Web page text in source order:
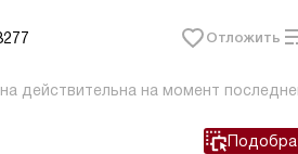
Отложить
действительна на момент